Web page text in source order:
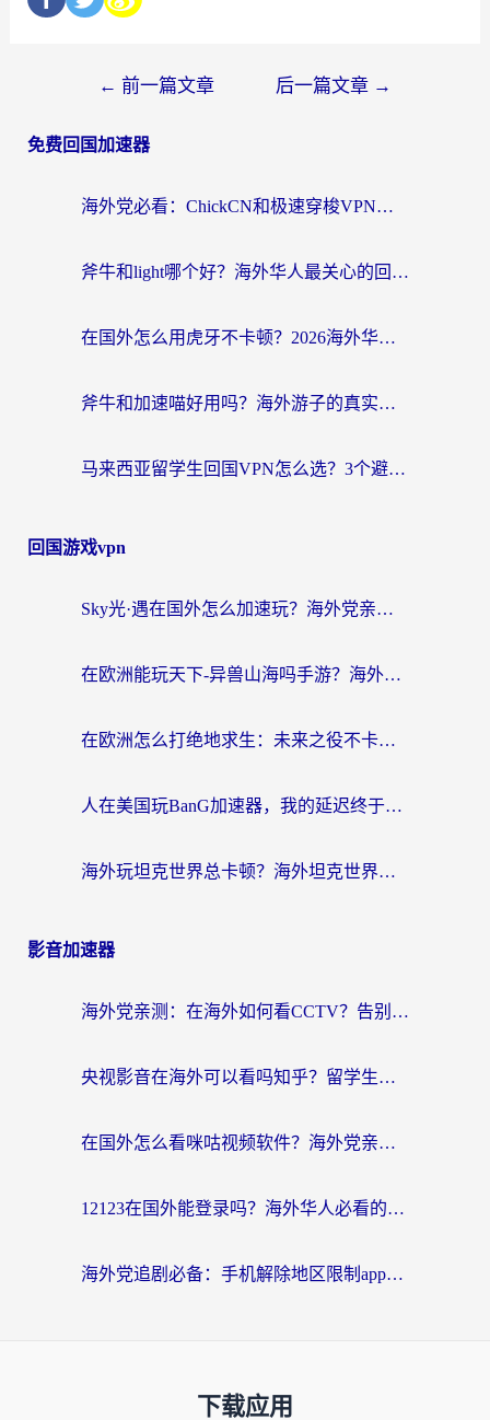
← 前一篇文章 后一篇文章 →
免费回国加速器
海外党必看：ChickCN和极速穿梭VPN好用吗？3招教你选对回国加速器无缝刷国内资源
斧牛和light哪个好？海外华人最关心的回国加速器选择难题，一篇讲透
在国外怎么用虎牙不卡顿？2026海外华人亲测有效的回国加速器选择指南
斧牛和加速喵好用吗？海外游子的真实选择困境
马来西亚留学生回国VPN怎么选？3个避坑点+1款实测好用的加速器推荐
回国游戏vpn
Sky光·遇在国外怎么加速玩？海外党亲测有效的国服游戏加速指南
在欧洲能玩天下-异兽山海吗手游？海外玩家的加速器生存指南
在欧洲怎么打绝地求生：未来之役不卡？留学生亲测的加速器避坑指南
人在美国玩BanG加速器，我的延迟终于绿了
海外玩坦克世界总卡顿？海外坦克世界加速器有哪些？实测好用的选择在这里
影音加速器
海外党亲测：在海外如何看CCTV？告别“仅限大陆播放”的实用指南
央视影音在海外可以看吗知乎？留学生亲测：3步解决地域限制+追剧自由
在国外怎么看咪咕视频软件？海外党亲测有效的回国加速方案
12123在国外能登录吗？海外华人必看的回国加速实用指南
海外党追剧必备：手机解除地区限制app怎么选？解决央视视频&国内剧地区限制全指南
下载应用